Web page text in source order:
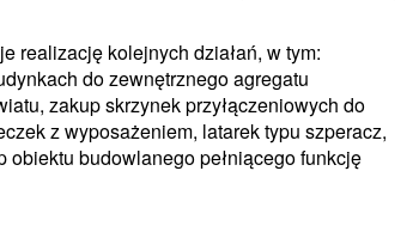
realizację kolejnych działań, w tym:
do zewnętrznego agregatu
zakup skrzynek przyłączeniowych do
z wyposażeniem, latarek typu szperacz,
obiektu budowlanego pełniącego funkcję